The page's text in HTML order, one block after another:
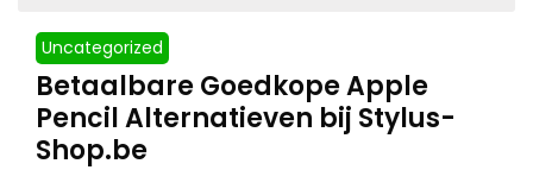
Uncategorized
Betaalbare Goedkope Apple
Pencil Alternatieven bij Stylus-
Shop.be